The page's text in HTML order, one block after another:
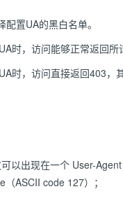
置UA的黑白名单。
时，访问能够正常返回所
时，访问直接返回403，
以出现在一个 User-
ASCII code 127）；